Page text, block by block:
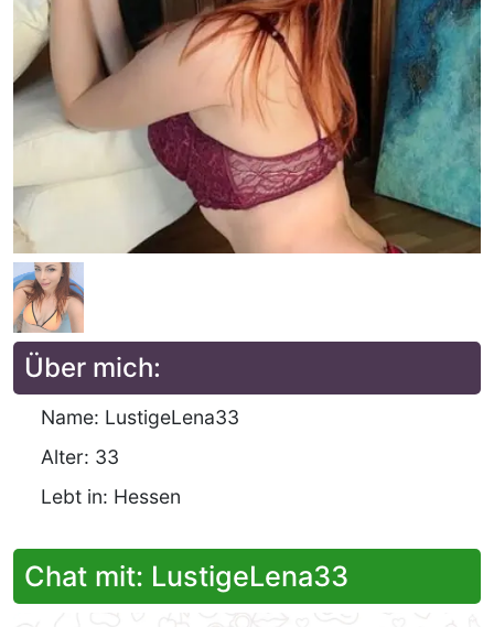
Über mich:
Name: LustigeLena33
Alter: 33
Lebt in: Hessen
Chat mit: LustigeLena33